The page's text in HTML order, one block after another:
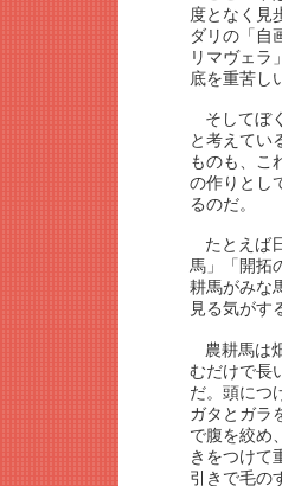
度となく見
ダリの「自
リマヴェラ
底を重苦し
そしてぼ
と考えてい
ものも、こ
の作りとし
るのだ。
たとえば
馬」「開拓
耕馬がみな
見る気がす
農耕馬は
むだけで長
だ。頭につ
ガタとガラ
で腹を絞め
きをつけて
引きで毛の